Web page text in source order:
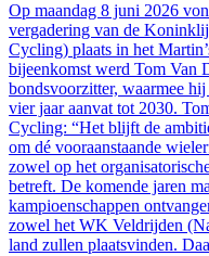
Op maandag 8 juni 2026
vergadering van de
Cycling) plaats in het
bijeenkomst werd Tom Van
bondsvoorzitter, waarmee
vier jaar aanvat tot 2030.
Cycling: “Het blijft de
om dé vooraanstaande
zowel op het
betreft. De komende jaren
kampioenschappen
zowel het WK Veldrijden
land zullen plaatsvinden.